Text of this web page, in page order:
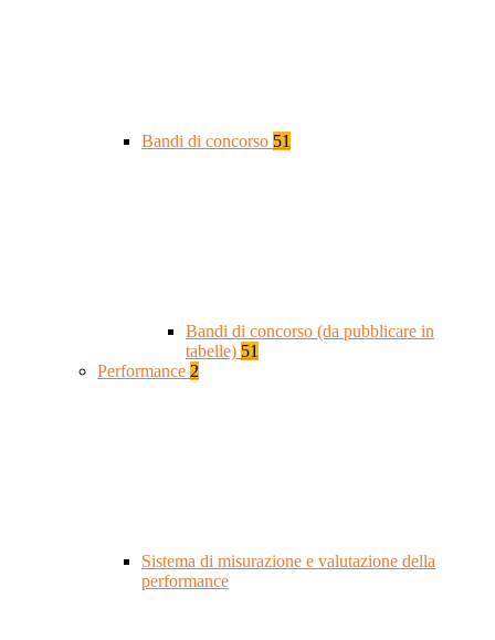
Bandi di concorso 51
Bandi di concorso (da pubblicare in
tabelle) 51
Performance 2
Sistema di misurazione e valutazione della
performance